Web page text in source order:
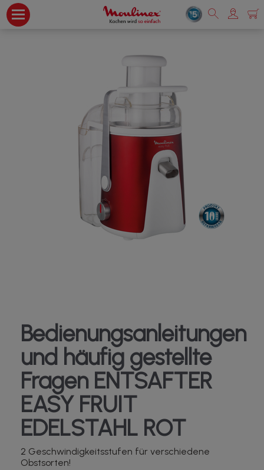
Bedienungsanleitungen
und häufig gestellte
Fragen ENTSAFTER
EASY FRUIT
EDELSTAHL ROT
2 Geschwindigkeitsstufen für verschiedene
Obstsorten!